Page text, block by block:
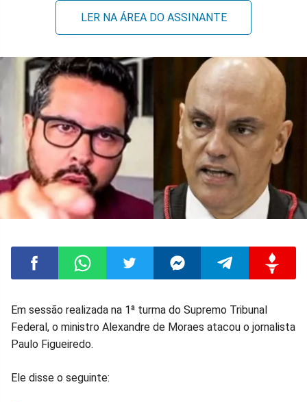
LER NA ÁREA DO ASSINANTE
Compartilhar
no
Facebook
Compartilhar
no
Whatsapp
Compartilhar
Twitter
CompartilharCompartilhar
Em sessão realizada na 1ª turma do Supremo Tribunal
Federal, o ministro Alexandre de Moraes atacou o jornalista
Paulo Figueiredo.
Ele disse o seguinte: